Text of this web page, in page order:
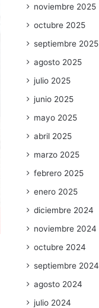
noviembre 2025
octubre 2025
septiembre 2025
agosto 2025
julio 2025
junio 2025
mayo 2025
abril 2025
marzo 2025
febrero 2025
enero 2025
diciembre 2024
noviembre 2024
octubre 2024
septiembre 2024
agosto 2024
julio 2024